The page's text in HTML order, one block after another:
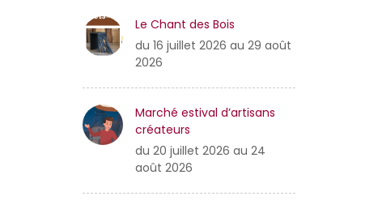
Le Chant des Bois
du 16 juillet 2026 au 29 août
2026
Marché estival d’artisans
créateurs
du 20 juillet 2026 au 24
août 2026